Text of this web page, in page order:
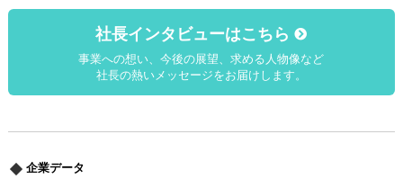
社長インタビューはこちら
事業への想い、今後の展望、求める人物像など
社長の熱いメッセージをお届けします。
企業データ